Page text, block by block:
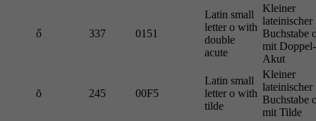
ő 337 0151
Latin small
letter o with
double
acute
Kleiner
lateinischer
Buchstabe
mit Doppel-
Akut
õ 245 00F5
Latin small
letter o with
tilde
Kleiner
lateinischer
Buchstabe
mit Tilde